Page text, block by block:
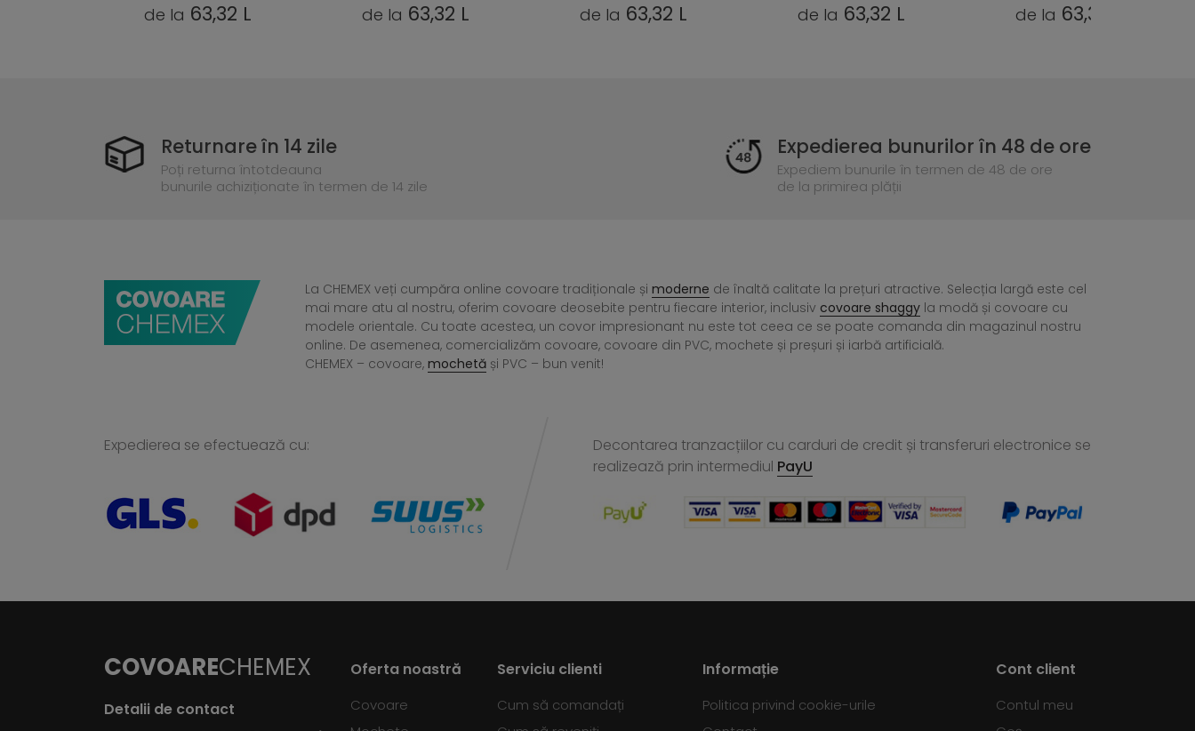
de la 63,32 L de la 63,32 L de la 63,32 L de la 63,32 L de la
Returnare în 14 zile
Poți returna întotdeauna
bunurile achiziționate în termen de 14 zile
Expedierea bunurilor în 48 de ore
Expediem bunurile în termen de 48 de ore
de la primirea plății
La CHEMEX veți cumpăra online covoare tradiționale și moderne de înaltă calitate la prețuri atractive. Selecția largă este cel
mai mare atu al nostru, oferim covoare deosebite pentru fiecare interior, inclusiv covoare shaggy la modă și covoare cu
modele orientale. Cu toate acestea, un covor impresionant nu este tot ceea ce se poate comanda din magazinul nostru
online. De asemenea, comercializăm covoare, covoare din PVC, mochete și preșuri și iarbă artificială.
CHEMEX – covoare, mochetă și PVC – bun venit!
Expedierea se efectuează cu:
Decontarea tranzacțiilor cu carduri de credit și transferuri electronice se
realizează prin intermediul PayU
COVOARECHEMEX
Detalii de contact
Oferta noastră
Covoare
Serviciu clienti
Cum să comandați
Informație
Politica privind cookie-urile
Cont client
Contul meu